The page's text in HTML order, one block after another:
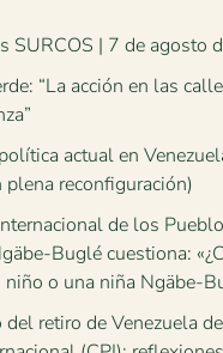
SURCOS | 7 de agosto
“La acción en las
actual en
reconfiguración)
de los
Buglé cuestiona:
niño o una niña Ngäbe-
del retiro de Venezuela